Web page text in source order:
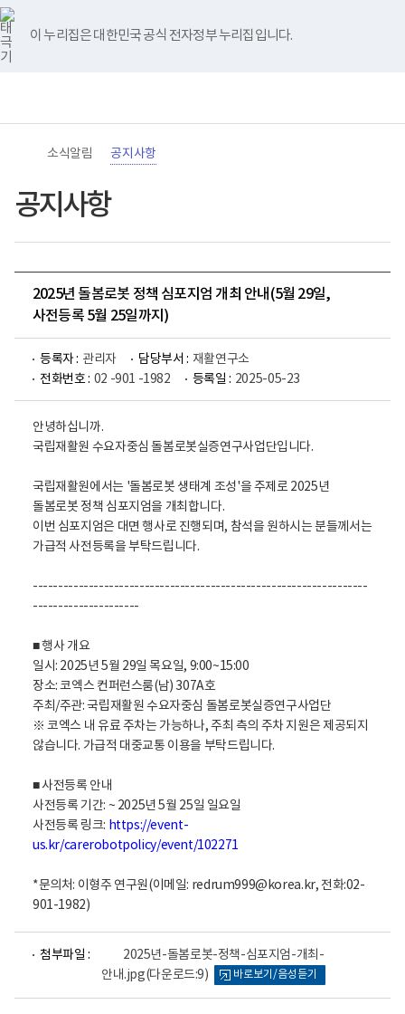
바
로
가
기
메
이 누리집은 대한민국 공식 전자정부 누리집입니다.
너
비
767px
이
하
영
검
메
홈
소식알림 공지사항
공지사항
2025년 돌봄로봇 정책 심포지엄 개최 안내(5월 29일,
사전등록 5월 25일까지)
등록자 : 관리자 담당부서 : 재활연구소
전화번호 : 02 -901 -1982 등록일 : 2025-05-23
안녕하십니까.
국립재활원 수요자중심 돌봄로봇실증연구사업단입니다.
국립재활원에서는 '돌봄로봇 생태계 조성'을 주제로 2025년
돌봄로봇 정책 심포지엄을 개최합니다.
이번 심포지엄은 대면 행사로 진행되며, 참석을 원하시는 분들께서는
가급적 사전등록을 부탁드립니다.
------------------------------------------------------------------
---------------------
■ 행사 개요
일시: 2025년 5월 29일 목요일, 9:00~15:00
장소: 코엑스 컨퍼런스룸(남) 307A호
주최/주관: 국립재활원 수요자중심 돌봄로봇실증연구사업단
※ 코엑스 내 유료 주차는 가능하나, 주최 측의 주차 지원은 제공되지
않습니다. 가급적 대중교통 이용을 부탁드립니다.
■ 사전등록 안내
사전등록 기간: ~ 2025년 5월 25일 일요일
사전등록 링크: https://event-
us.kr/carerobotpolicy/event/102271
*문의처: 이형주 연구원(이메일: redrum999@korea.kr, 전화:02-
901-1982)
첨부파일 :
2025년-돌봄로봇-정책-심포지엄-개최-
안내.jpg(다운로드:9)
어
바로보기/음성듣기
유
튜
브
블
로
그
인
스
타
그
램
페
이
스
북